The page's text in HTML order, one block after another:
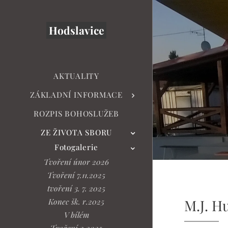
Hodslavice
AKTUALITY
ZÁKLADNÍ INFORMACE
ROZPIS BOHOSLUŽEB
ZE ŽIVOTA SBORU
Fotogalerie
Tvoření únor 2026
Tvoření 7.11.2025
tvoření 3. 7. 2025
Konec šk. r.2025
V bílém
M.J.